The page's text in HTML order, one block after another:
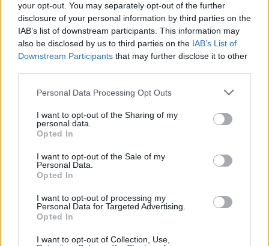
your opt-out. You may separately opt-out of the further
disclosure of your personal information by third parties on the
IAB’s list of downstream participants. This information may
also be disclosed by us to third parties on the IAB’s List of
Downstream Participants that may further disclose it to other
Please note that this website/app uses one or more Google
not limited to your visit or usage behaviour. You may click to
grant or deny consent to Google and its third-party tags to
use your data for below specified purposes in below Google
consent section.
Personal Data Processing Opt Outs
I want to opt-out of the Sharing of my
personal data.
Opted In
I want to opt-out of the Sale of my
Personal Data.
Opted In
I want to opt-out of processing my
Personal Data for Targeted Advertising.
Opted In
I want to opt-out of Collection, Use,
Dolori alla spalla e rimedi, le
protesi diventano sempre più
custom made
2 anni fa
attivisti ambientali, che spesso si sentono costretti a
ricorrere a misure estreme per farsi ascoltare.
Tuttavia, il contrasto di valori sembra divenire
queste due anime: quelle che difendono il patrimonio
culturale e quelle che lottano per salvaguardare il
Ci si aspetta che le istituzioni trovino un modo per